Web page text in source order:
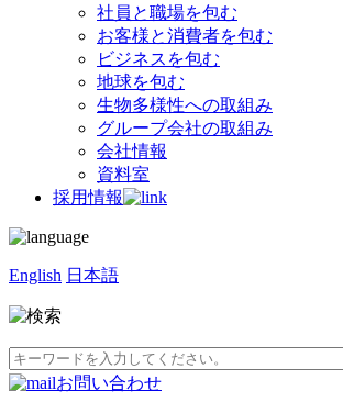
社員と職場を包む
お客様と消費者を包む
ビジネスを包む
地球を包む
生物多様性への取組み
グループ会社の取組み
会社情報
資料室
採用情報
English 日本語
お問い合わせ